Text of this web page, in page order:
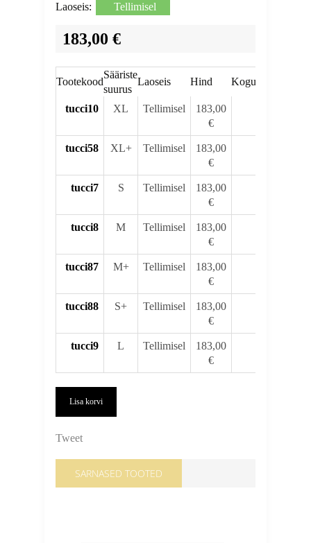
Laoseis:
Tellimisel
183,00 €
Tootekood
Sääriste
suurus
Laoseis Hind Kogus
tucci10 XL Tellimisel
183,00
€
tucci58 XL+ Tellimisel
183,00
€
tucci7 S Tellimisel
183,00
€
tucci8 M Tellimisel
183,00
€
tucci87 M+ Tellimisel
183,00
€
tucci88 S+ Tellimisel
183,00
€
tucci9 L Tellimisel
183,00
€
Lisa korvi
Tweet
SARNASED TOOTED